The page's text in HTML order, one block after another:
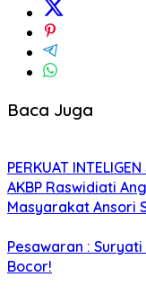
Baca Juga
PERKUAT
AKBP Raswidiati
Masyarakat Ansori
Pesawaran :
Bocor!